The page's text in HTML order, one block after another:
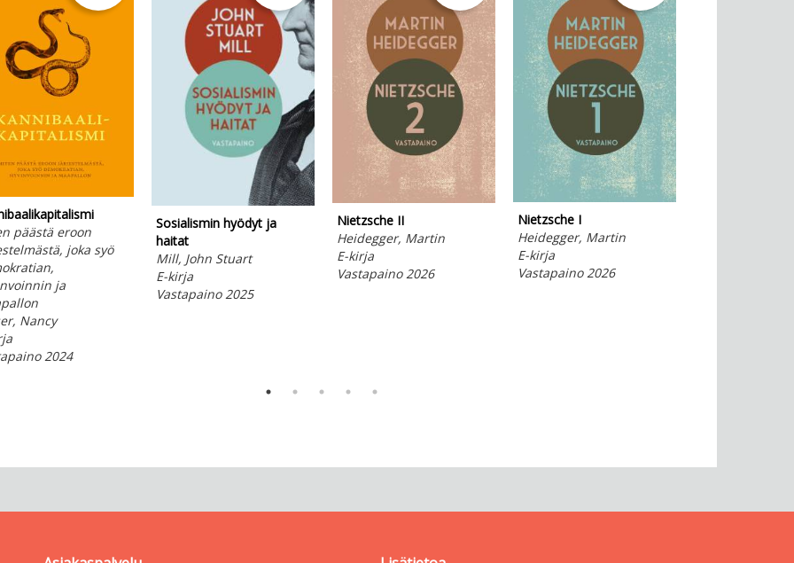
päästä eroon
joka syö
ja
Nancy
2024
Sosialismin hyödyt ja
haitat
Mill, John Stuart
E-kirja
Vastapaino 2025
Nietzsche II
Heidegger, Martin
E-kirja
Vastapaino 2026
Nietzsche I
Heidegger, Martin
E-kirja
Vastapaino 2026